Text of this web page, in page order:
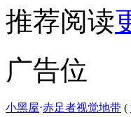
推荐阅读
广告位
小黑屋⋅赤足者视觉地带 (